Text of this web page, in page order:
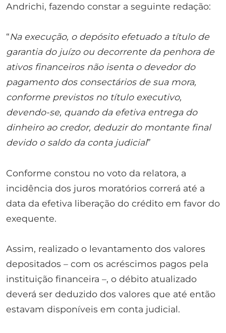
Andrichi, fazendo constar a seguinte redação:
“Na execução, o depósito efetuado a título de
garantia do juízo ou decorrente da penhora de
ativos financeiros não isenta o devedor do
pagamento dos consectários de sua mora,
conforme previstos no título executivo,
devendo-se, quando da efetiva entrega do
dinheiro ao credor, deduzir do montante final
devido o saldo da conta judicial”
Conforme constou no voto da relatora, a
incidência dos juros moratórios correrá até a
data da efetiva liberação do crédito em favor do
exequente.
Assim, realizado o levantamento dos valores
depositados – com os acréscimos pagos pela
instituição financeira –, o débito atualizado
deverá ser deduzido dos valores que até então
estavam disponíveis em conta judicial.